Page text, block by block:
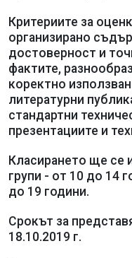
Критериите за
организирано
достоверност и
фактите,
коректно
литературни
стандартни
презентациите и
Класирането ще се
групи - от 10 до 14
до 19 години.
Срокът за
18.10.2019 г.